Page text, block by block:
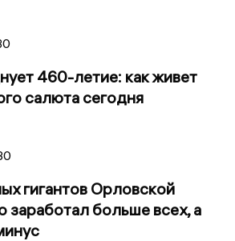
460-летие: как живет
салюта сегодня
гигантов Орловской
заработал больше всех, а